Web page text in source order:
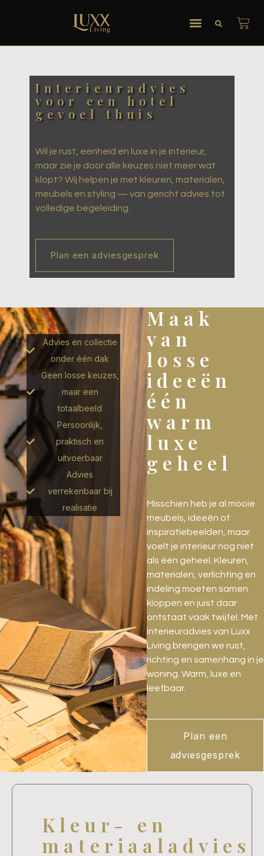
Interieuradvies
voor een hotel
gevoel thuis
Wil je rust, eenheid en luxe in je interieur,
maar zie je door alle keuzes niet meer wat
klopt? Wij helpen je met kleuren, materialen,
meubels en styling — van gericht advies tot
volledige begeleiding.
Plan een adviesgesprek
Maak
van
losse
ideeën
één
warm
luxe
geheel
Misschien heb je al mooie
meubels, ideeën of
inspiratiebeelden, maar
voelt je interieur nog niet
als één geheel. Kleuren,
materialen, verlichting en
indeling moeten samen
kloppen en juist daar
ontstaat vaak twijfel. Met
interieuradvies van Luxx
Living brengen we rust,
richting en samenhang in je
woning. Warm, luxe en
leefbaar.
Plan een
adviesgesprek
Advies en collectie
onder één dak
Geen losse keuzes,
maar een
totaalbeeld
Persoonlijk,
praktisch en
uitvoerbaar
Advies
verrekenbaar bij
realisatie
Kleur- en
materiaaladvies